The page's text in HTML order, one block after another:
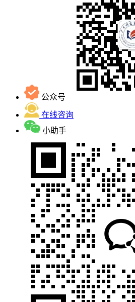
公众号
在线咨询
小助手